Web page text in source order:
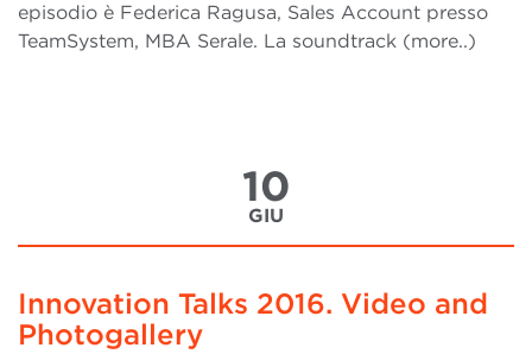
episodio è Federica Ragusa, Sales Account presso
TeamSystem, MBA Serale. La soundtrack (more..)
10
GIU
Innovation Talks 2016. Video and
Photogallery